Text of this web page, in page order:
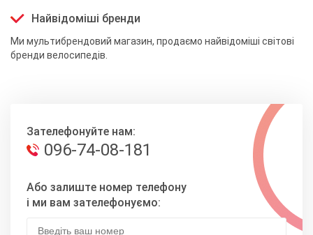
Найвідоміші бренди
Ми мультибрендовий магазин, продаємо найвідоміші світові
бренди велосипедів.
Зателефонуйте нам:
096-74-08-181
Або залиште номер телефону
і ми вам зателефонуємо: